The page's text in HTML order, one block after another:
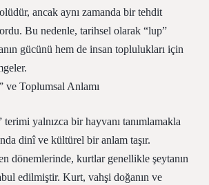
ancak aynı zamanda bir tehdit
Bu nedenle, tarihsel olarak “lup”
gücünü hem de insan toplulukları için
ve Toplumsal Anlamı
terimi yalnızca bir hayvanı tanımlamakla
dinî ve kültürel bir anlam taşır.
dönemlerinde, kurtlar genellikle şeytanın
edilmiştir. Kurt, vahşi doğanın ve